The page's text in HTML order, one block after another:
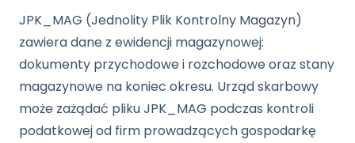
JPK_MAG (Jednolity Plik Kontrolny Magazyn)
zawiera dane z ewidencji magazynowej:
dokumenty przychodowe i rozchodowe oraz stany
magazynowe na koniec okresu. Urząd skarbowy
może zażądać pliku JPK_MAG podczas kontroli
podatkowej od firm prowadzących gospodarkę